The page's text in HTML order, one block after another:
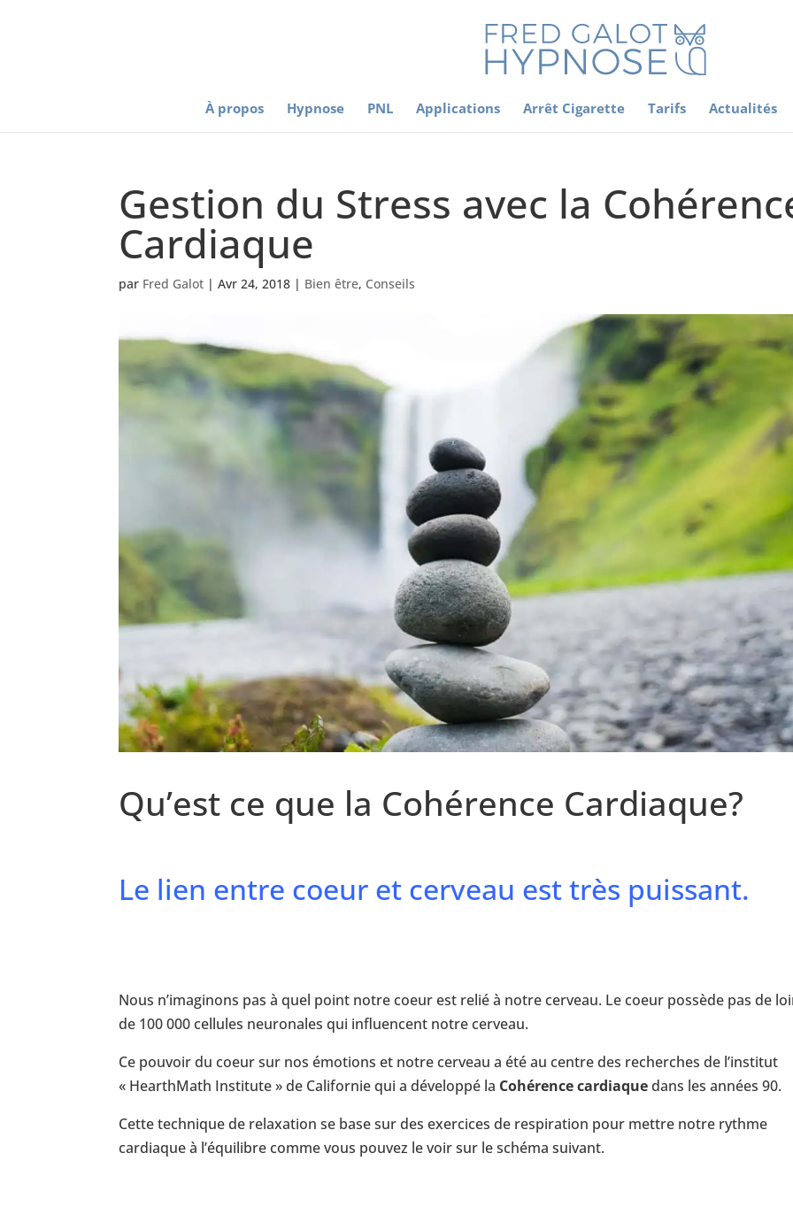
À propos Hypnose PNL Applications Arrêt Cigarette Tarifs Actualités
Gestion du Stress avec la
Cardiaque
par Fred Galot |Avr 24, 2018 | Bien être, Conseils
Qu’est ce que la Cohérence Cardiaque?
Le lien entre coeur et cerveau est très puissant.
Nous n’imaginons pas à quel point notre coeur est relié à notre cerveau. Le coeur possède pas de
de 100 000 cellules neuronales qui influencent notre cerveau.
Ce pouvoir du coeur sur nos émotions et notre cerveau a été au centre des recherches de l’institut
« HearthMath Institute » de Californie qui a développé la Cohérence cardiaquedans les années 90.
Cette technique de relaxation se base sur des exercices de respiration pour mettre notre rythme
cardiaque à l’équilibre comme vous pouvez le voir sur le schéma suivant.